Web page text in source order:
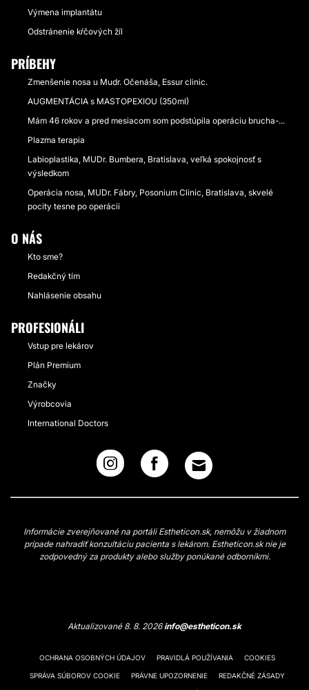
Výmena implantátu
Odstránenie kŕčových žíl
PRÍBEHY
Zmenšenie nosa u Mudr. Očenáša, Essur clinic.
AUGMENTÁCIA s MASTOPEXIOU (350ml)
Mám 46 rokov a pred mesiacom som podstúpila operáciu brucha-...
Plazma terapia
Labioplastika, MUDr. Bumbera, Bratislava, veľká spokojnosť s
výsledkom
Operácia nosa, MUDr. Fábry, Posonium Clinic, Bratislava, skvelé
pocity tesne po operácii
O NÁS
Kto sme?
Redakčný tím
Nahlásenie obsahu
PROFESIONÁLI
Vstup pre lekárov
Plán Premium
Značky
Výrobcovia
International Doctors
Informácie zverejňované na portáli Estheticon.sk, nemôžu v žiadnom
prípade nahradiť konzultáciu pacienta s lekárom. Estheticon.sk nie je
zodpovedný za produkty alebo služby ponúkané odborníkmi.
Aktualizované 8. 8. 2026info@estheticon.sk
OCHRANA OSOBNÝCH ÚDAJOV PRAVIDLÁ POUŽÍVANIA COOKIES
SPRÁVA SÚBOROV COOKIE PRÁVNE UPOZORNENIE REDAKČNÉ ZÁSADY